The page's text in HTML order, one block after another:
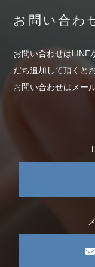
お問い合わ
お問い合わせはLINE
だち追加して頂くと
お問い合わせはメー